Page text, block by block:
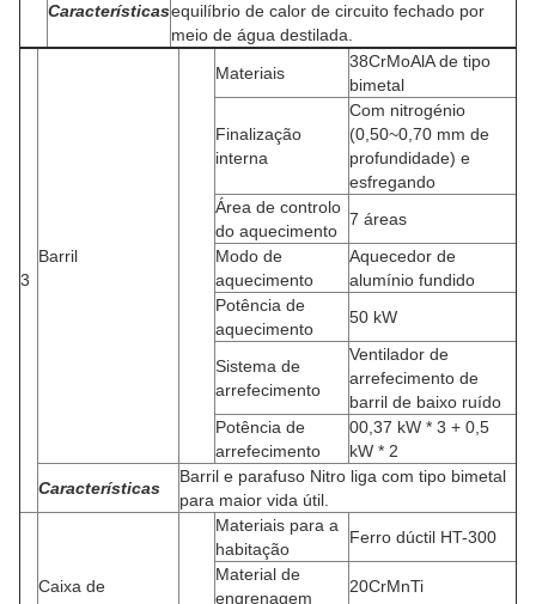
Característicasequilíbrio de calor de circuito fechado por
meio de água destilada.
3
Barril
Materiais
38CrMoAlA de tipo
bimetal
Finalização
interna
Com nitrogénio
(0,50~0,70 mm de
profundidade) e
esfregando
Área de controlo
do aquecimento
7 áreas
Modo de
aquecimento
Aquecedor de
alumínio fundido
Potência de
aquecimento
50 kW
Sistema de
arrefecimento
Ventilador de
arrefecimento de
barril de baixo ruído
Potência de
arrefecimento
00,37 kW * 3 + 0,5
kW * 2
Características
Barril e parafuso Nitro liga com tipo bimetal
para maior vida útil.
Caixa de
Materiais para a
habitação
Ferro dúctil HT-300
Material de
engrenagem
20CrMnTi